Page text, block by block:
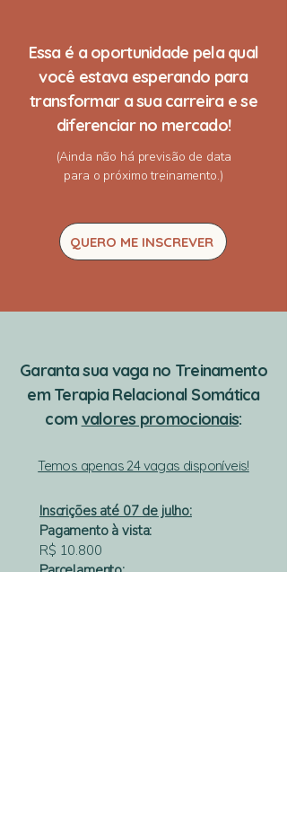
Essa é a oportunidade pela qual
você estava esperando para
transformar a sua carreira e se
diferenciar no mercado!
(Ainda não há previsão de data
para o próximo treinamento.)
QUERO ME INSCREVER
Garanta sua vaga no Treinamento
em Terapia Relacional Somática
comvalores promocionais:
Temos apenas 24 vagas disponíveis!
Inscrições até 07 de julho:
Pagamento à vista:
R$ 10.800
Parcelamento: